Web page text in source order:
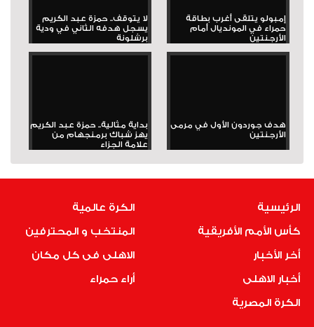
إمبولو يتلقى أغرب بطاقة
حمراء في المونديال أمام
الأرجنتين
لا يتوقف.. حمزة عبد الكريم
يسجل هدفه الثاني في ودية
برشلونة
هدف جوردون الأول في مرمى
الأرجنتين
بداية مثالية.. حمزة عبد الكريم
يهز شباك برمنجهام من
علامة الجزاء
الرئيسية
كأس الأمم الأفريقية
أخر الأخبار
أخبار الاهلى
الكرة المصرية
الكرة عالمية
المنتخب و المحترفين
الاهلى فى كل مكان
أراء حمراء